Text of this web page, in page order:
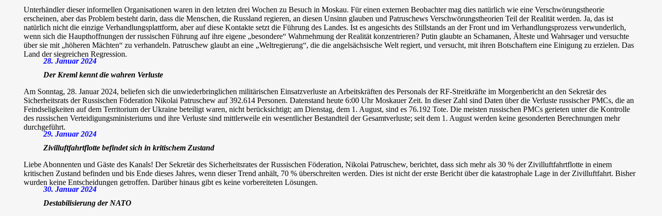
Unterhändler dieser informellen Organisationen waren in den letzten drei Wochen zu Besuch in Moskau. Für einen externen Beobachter mag dies natürlich wie eine Verschwörungstheorie
erscheinen, aber das Problem besteht darin, dass die Menschen, die Russland regieren, an diesen Unsinn glauben und Patruschews Verschwörungstheorien Teil der Realität werden. Ja, das ist
natürlich nicht die einzige Verhandlungsplattform, aber auf diese Kontakte setzt die Führung des Landes. Ist es angesichts des Stillstands an der Front und im Verhandlungsprozess verwunderlich,
wenn sich die Haupthoffnungen der russischen Führung auf ihre eigene „besondere“ Wahrnehmung der Realität konzentrieren? Putin glaubte an Schamanen, Älteste und Wahrsager und versuchte
über sie mit „höheren Mächten“ zu verhandeln. Patruschew glaubt an eine „Weltregierung“, die die angelsächsische Welt regiert, und versucht, mit ihren Botschaftern eine Einigung zu erzielen. Das
Land der siegreichen Regression.
28. Januar 2024
Der Kreml kennt die wahren Verluste
Am Sonntag, 28. Januar 2024, beliefen sich die unwiederbringlichen militärischen Einsatzverluste an Arbeitskräften des Personals der RF-Streitkräfte im Morgenbericht an den Sekretär des
Sicherheitsrats der Russischen Föderation Nikolai Patruschew auf 392.614 Personen. Datenstand heute 6:00 Uhr Moskauer Zeit. In dieser Zahl sind Daten über die Verluste russischer PMCs, die an
Feindseligkeiten auf dem Territorium der Ukraine beteiligt waren, nicht berücksichtigt; am Dienstag, dem 1. August, sind es 76.192 Tote. Die meisten russischen PMCs gerieten unter die Kontrolle
des russischen Verteidigungsministeriums und ihre Verluste sind mittlerweile ein wesentlicher Bestandteil der Gesamtverluste; seit dem 1. August werden keine gesonderten Berechnungen mehr
durchgeführt.
29. Januar 2024
Zivilluftfahrtflotte befindet sich in kritischem Zustand
Liebe Abonnenten und Gäste des Kanals! Der Sekretär des Sicherheitsrates der Russischen Föderation, Nikolai Patruschew, berichtet, dass sich mehr als 30 % der Zivilluftfahrtflotte in einem
kritischen Zustand befinden und bis Ende dieses Jahres, wenn dieser Trend anhält, 70 % überschreiten werden. Dies ist nicht der erste Bericht über die katastrophale Lage in der Zivilluftfahrt. Bisher
wurden keine Entscheidungen getroffen. Darüber hinaus gibt es keine vorbereiteten Lösungen.
30. Januar 2024
Destabilisierung der NATO